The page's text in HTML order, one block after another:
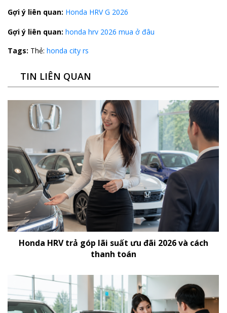
Gợi ý liên quan: Honda HRV G 2026
Gợi ý liên quan: honda hrv 2026 mua ở đâu
Tags: Thẻ: honda city rs
TIN LIÊN QUAN
Honda HRV trả góp lãi suất ưu đãi 2026 và cách
thanh toán